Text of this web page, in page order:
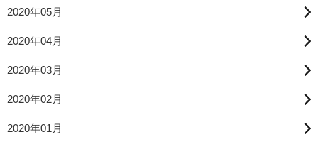
2020年05月
2020年04月
2020年03月
2020年02月
2020年01月